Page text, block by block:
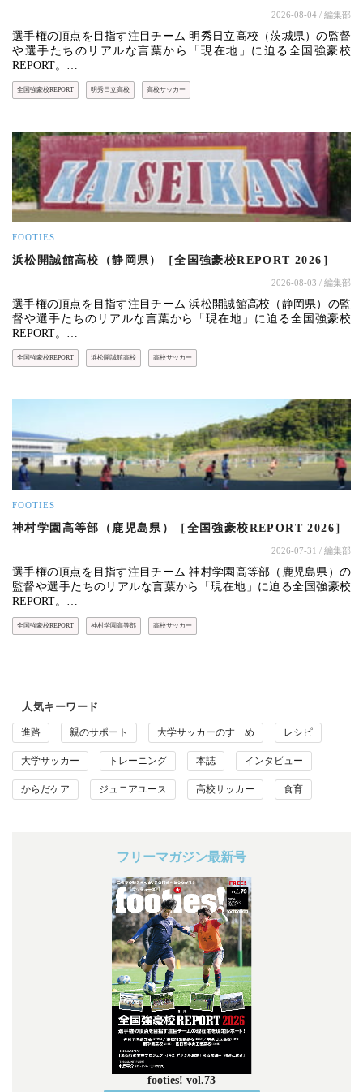
2026-08-04 / 編集部
選手権の頂点を目指す注目チーム 明秀日立高校（茨城県）の監督
や選手たちのリアルな言葉から「現在地」に迫る全国強豪校
REPORT。…
全国強豪校REPORT 明秀日立高校 高校サッカー
FOOTIES
浜松開誠館高校（静岡県）［全国強豪校REPORT 2026］
2026-08-03 / 編集部
選手権の頂点を目指す注目チーム 浜松開誠館高校（静岡県）の監
督や選手たちのリアルな言葉から「現在地」に迫る全国強豪校
REPORT。…
全国強豪校REPORT 浜松開誠館高校 高校サッカー
FOOTIES
神村学園高等部（鹿児島県）［全国強豪校REPORT 2026］
2026-07-31 / 編集部
選手権の頂点を目指す注目チーム 神村学園高等部（鹿児島県）の
監督や選手たちのリアルな言葉から「現在地」に迫る全国強豪校
REPORT。…
全国強豪校REPORT 神村学園高等部 高校サッカー
人気キーワード
進路 親のサポート 大学サッカーのすゝめ レシピ
大学サッカー トレーニング 本誌 インタビュー
からだケア ジュニアユース 高校サッカー 食育
フリーマガジン最新号
footies! vol.73